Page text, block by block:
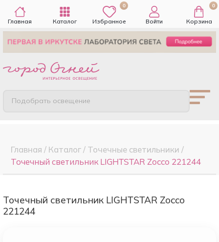
Главная Каталог
0
Избранное Войти
0
Корзина
Подобрать освещение
Главная / Каталог/ Точечные cветильники /
Точечный светильник LIGHTSTAR Zocco 221244
Точечный светильник LIGHTSTAR Zocco
221244